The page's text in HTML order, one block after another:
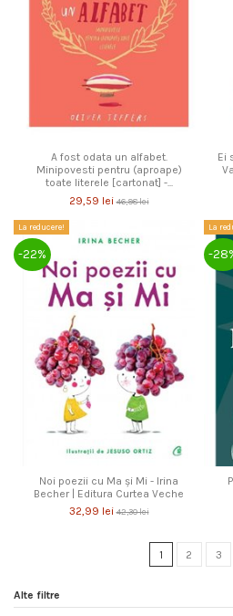
A fost odata un alfabet.
Minipovesti pentru (aproape)
toate literele [cartonat] -...
29,59 lei46,98 lei
Ei
La reducere!
-22%
Noi poezii cu Ma și Mi - Irina
Becher | Editura Curtea Veche
32,99 lei42,30 lei
La
-
1 2 3
Alte filtre